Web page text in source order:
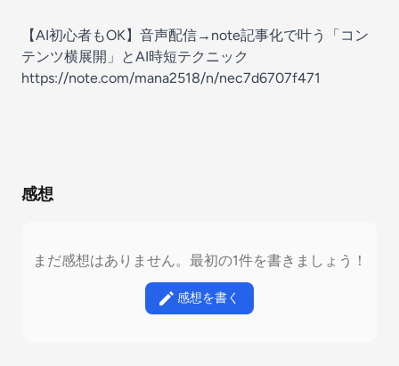
【AI初心者もOK】音声配信→note記事化で叶う「コン
テンツ横展開」とAI時短テクニック
https://note.com/mana2518/n/nec7d6707f471
感想
まだ感想はありません。最初の1件を書きましょう！
感想を書く